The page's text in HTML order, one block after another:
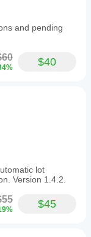
and pending
$40
lot
Version 1.4.2.
$45